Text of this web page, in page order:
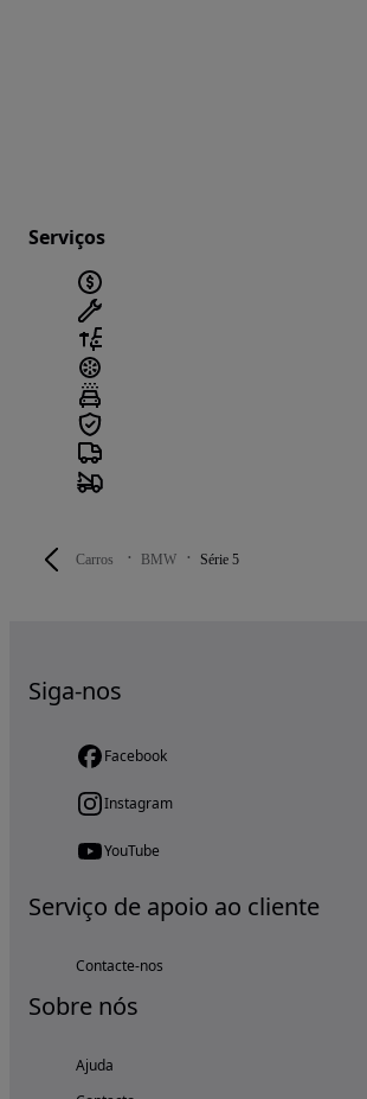
Carros BMW Série 5
Serviços
Siga-nos
Facebook
Instagram
YouTube
Serviço de apoio ao cliente
Contacte-nos
Sobre nós
Ajuda